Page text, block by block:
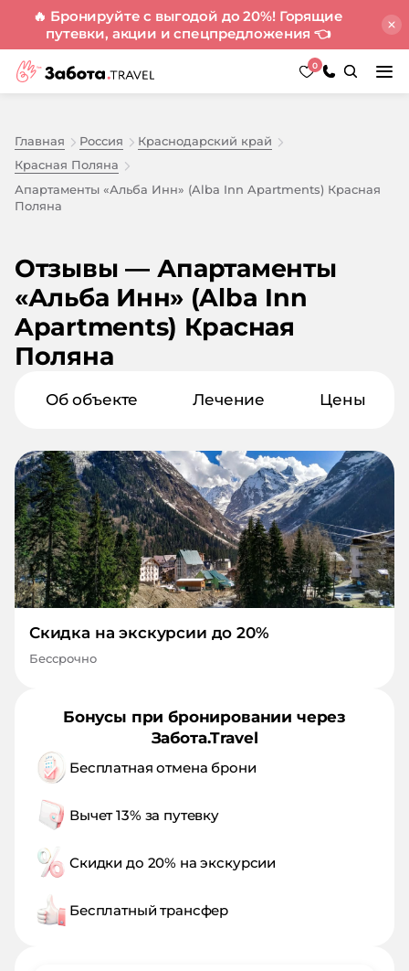
🔥 Бронируйте с выгодой до 20%! Горящие
путевки, акции и спецпредложения 👈
0
Главная Россия
Краснодарский край
Красная Поляна
Апартаменты «Альба Инн» (Alba Inn Apartments) Красная
Поляна
Отзывы — Апартаменты
«Альба Инн» (Alba Inn
Apartments) Красная
Поляна
Об объекте Лечение Цены
Скидка на экскурсии до 20%
Бессрочно
Бонусы при бронировании через
Забота.Travel
Бесплатная отмена брони
Вычет 13% за путевку
Скидки до 20% на экскурсии
Бесплатный трансфер